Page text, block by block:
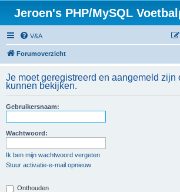
Jeroen's PHP/MySQL
V&A
Forumoverzicht
Je moet geregistreerd en aangemeld zijn
kunnen bekijken.
Gebruikersnaam:
Wachtwoord:
Ik ben mijn wachtwoord vergeten
Stuur activatie-e-mail opnieuw
Onthouden